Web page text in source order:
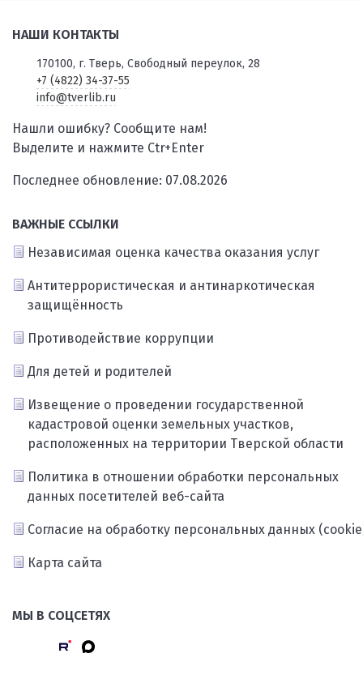
НАШИ КОНТАКТЫ
170100, г. Тверь, Свободный переулок, 28
+7 (4822) 34-37-55
info@tverlib.ru
Нашли ошибку? Сообщите нам!
Выделите и нажмите Ctr+Enter
Последнее обновление: 07.08.2026
ВАЖНЫЕ ССЫЛКИ
Независимая оценка качества оказания услуг
Антитеррористическая и антинаркотическая
защищённость
Противодействие коррупции
Для детей и родителей
Извещение о проведении государственной
кадастровой оценки земельных участков,
расположенных на территории Тверской области
Политика в отношении обработки персональных
данных посетителей веб-сайта
Согласие на обработку персональных данных
Карта сайта
МЫ В СОЦСЕТЯХ